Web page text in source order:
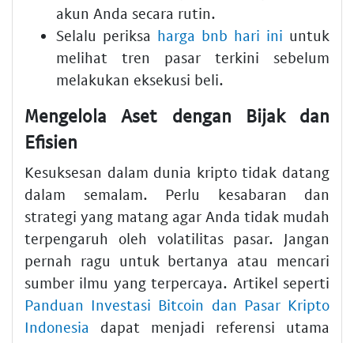
akun Anda secara rutin.
Selalu periksa harga bnb hari ini untuk
melihat tren pasar terkini sebelum
melakukan eksekusi beli.
Mengelola Aset dengan Bijak dan
Efisien
Kesuksesan dalam dunia kripto tidak datang
dalam semalam. Perlu kesabaran dan
strategi yang matang agar Anda tidak mudah
terpengaruh oleh volatilitas pasar. Jangan
pernah ragu untuk bertanya atau mencari
sumber ilmu yang terpercaya. Artikel seperti
Panduan Investasi Bitcoin dan Pasar Kripto
Indonesia dapat menjadi referensi utama